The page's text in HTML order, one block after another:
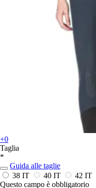
+0
Taglia
*
Guida alle taglie
38 IT
40 IT 42 IT
Questo campo è obbligatorio